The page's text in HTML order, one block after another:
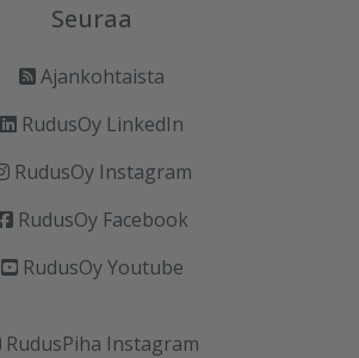
Seuraa
Ajankohtaista
RudusOy LinkedIn
RudusOy Instagram
RudusOy Facebook
RudusOy Youtube
RudusPiha Instagram